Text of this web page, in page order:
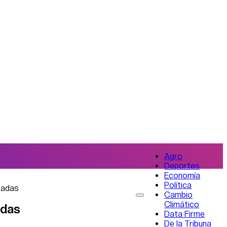
Agro
Deportes
Economía
Política
Cambio
Climático
Data Firme
De la Tribuna